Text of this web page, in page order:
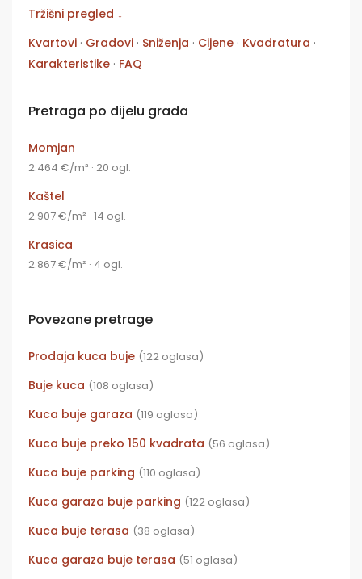
Tržišni pregled ↓
Kvartovi · Gradovi · Sniženja · Cijene · Kvadratura ·
Karakteristike · FAQ
Pretraga po dijelu grada
Momjan
2.464 €/m² · 20 ogl.
Kaštel
2.907 €/m² · 14 ogl.
Krasica
2.867 €/m² · 4 ogl.
Povezane pretrage
Prodaja kuca buje (122 oglasa)
Buje kuca (108 oglasa)
Kuca buje garaza (119 oglasa)
Kuca buje preko 150 kvadrata (56 oglasa)
Kuca buje parking (110 oglasa)
Kuca garaza buje parking (122 oglasa)
Kuca buje terasa (38 oglasa)
Kuca garaza buje terasa (51 oglasa)